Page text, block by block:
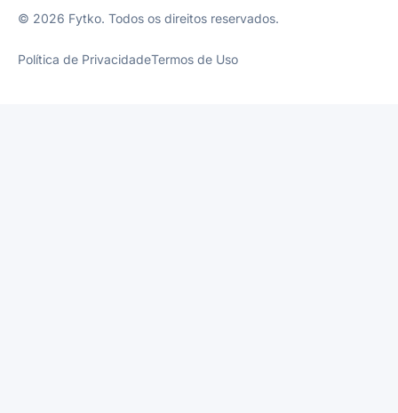
© 2026 Fytko. Todos os direitos reservados.
Política de PrivacidadeTermos de Uso